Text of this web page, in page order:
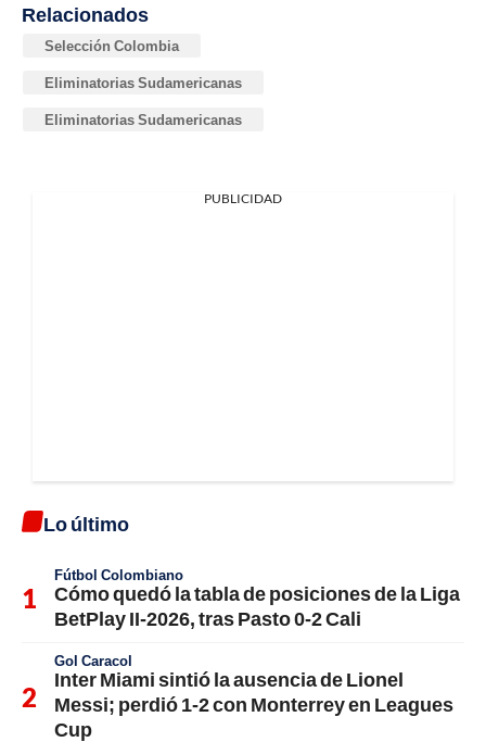
Relacionados
Selección Colombia
Eliminatorias Sudamericanas
Eliminatorias Sudamericanas
PUBLICIDAD
Lo último
Fútbol Colombiano
Cómo quedó la tabla de posiciones de la Liga
BetPlay II-2026, tras Pasto 0-2 Cali
Gol Caracol
Inter Miami sintió la ausencia de Lionel
Messi; perdió 1-2 con Monterrey en Leagues
Cup